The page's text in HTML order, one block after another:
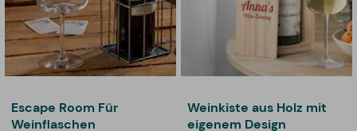
Escape Room Für
Weinflaschen
Weinkiste aus Holz mit
eigenem Design